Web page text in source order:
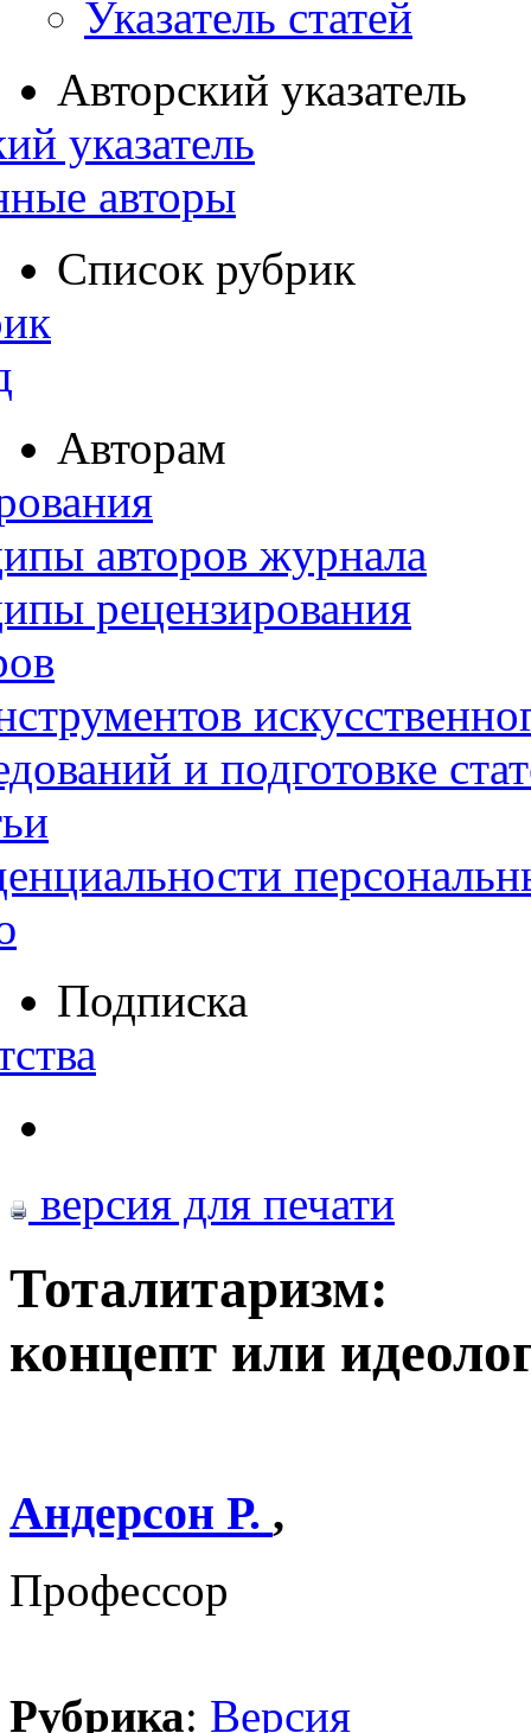
Указатель статей
Авторский указатель
указатель
авторы
Список рубрик
Авторам
авторов журнала
рецензирования
и подготовке
Подписка
версия для печати
Тоталитаризм:
концепт или
Андерсон Р. ,
Профессор
Рубрика: Версия